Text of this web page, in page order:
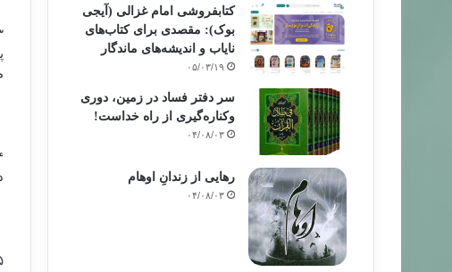
کتابفروشی امام غزالی (آیجی
بوک): مقصدی برای کتاب‌های
نایاب و اندیشه‌های ماندگار
۰۵/۰۳/۱۹
سر دفتر فساد در زمین‌، دوری
وکناره‌گیری از راه خداست‌!
۰۴/۰۸/۰۳
رهایی از زندانِ اوهام
۰۴/۰۸/۰۳